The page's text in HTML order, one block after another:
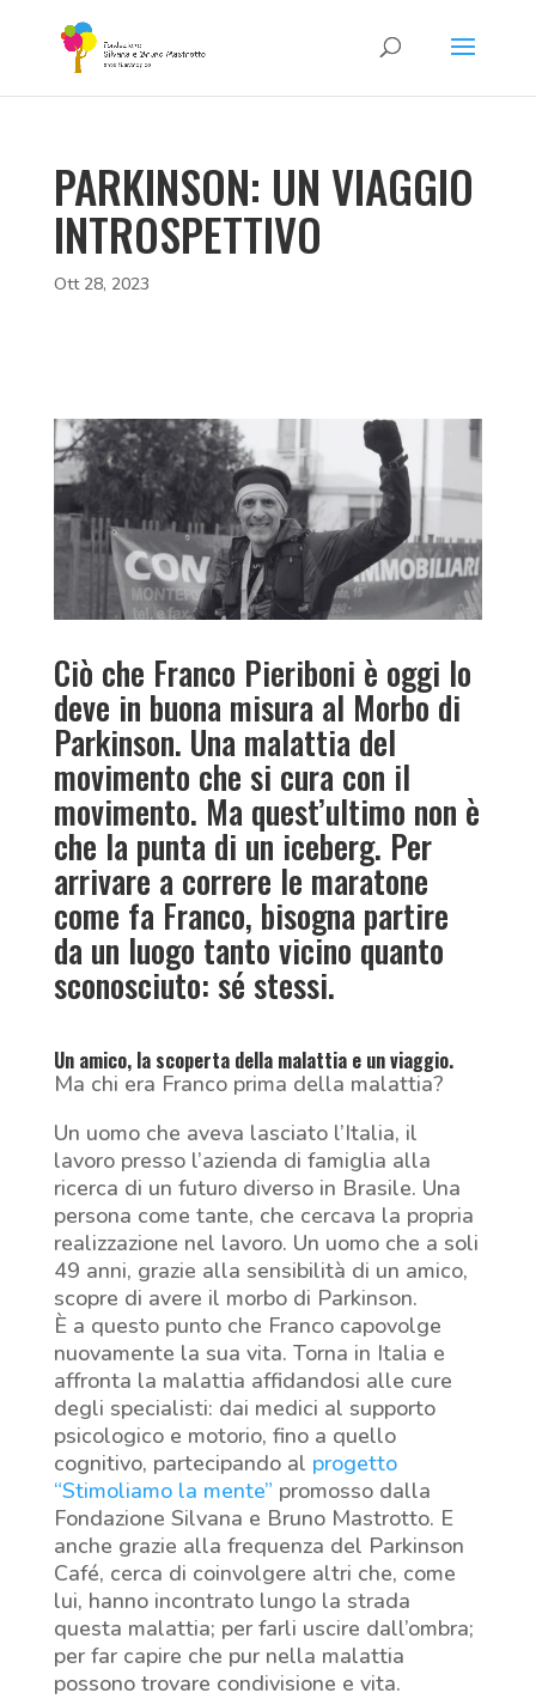
PARKINSON: UN VIAGGIO
INTROSPETTIVO
Ott 28, 2023
Ciò che Franco Pieriboni è oggi lo
deve in buona misura al Morbo di
Parkinson. Una malattia del
movimento che si cura con il
movimento. Ma quest’ultimo non è
che la punta di un iceberg. Per
arrivare a correre le maratone
come fa Franco, bisogna partire
da un luogo tanto vicino quanto
sconosciuto: sé stessi.
Un amico, la scoperta della malattia e un viaggio.
Ma chi era Franco prima della malattia?
Un uomo che aveva lasciato l’Italia, il
lavoro presso l’azienda di famiglia alla
ricerca di un futuro diverso in Brasile. Una
persona come tante, che cercava la propria
realizzazione nel lavoro. Un uomo che a soli
49 anni, grazie alla sensibilità di un amico,
scopre di avere il morbo di Parkinson.
È a questo punto che Franco capovolge
nuovamente la sua vita. Torna in Italia e
affronta la malattia affidandosi alle cure
degli specialisti: dai medici al supporto
psicologico e motorio, fino a quello
cognitivo, partecipando al progetto
“Stimoliamo la mente” promosso dalla
Fondazione Silvana e Bruno Mastrotto. E
anche grazie alla frequenza del Parkinson
Café, cerca di coinvolgere altri che, come
lui, hanno incontrato lungo la strada
questa malattia; per farli uscire dall’ombra;
per far capire che pur nella malattia
possono trovare condivisione e vita.